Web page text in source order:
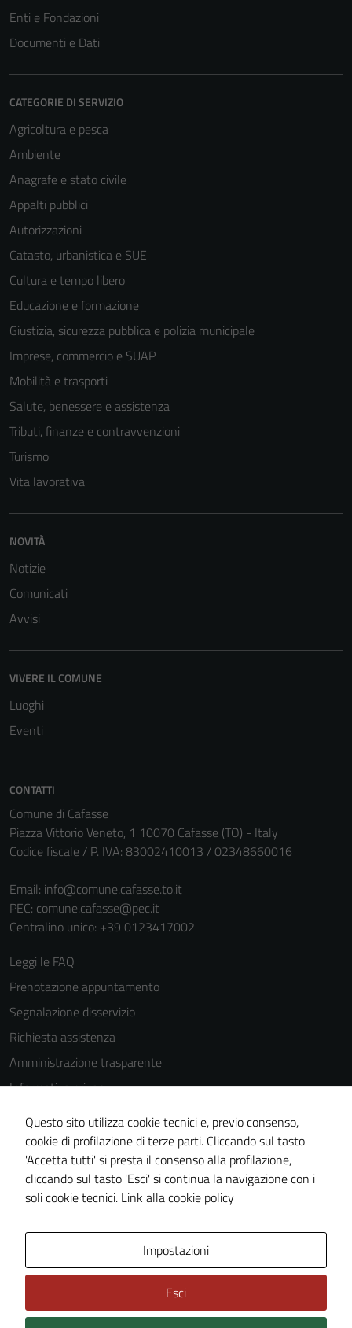
Enti e Fondazioni
Documenti e Dati
CATEGORIE DI SERVIZIO
Agricoltura e pesca
Ambiente
Anagrafe e stato civile
Appalti pubblici
Autorizzazioni
Catasto, urbanistica e SUE
Cultura e tempo libero
Educazione e formazione
Giustizia, sicurezza pubblica e polizia municipale
Imprese, commercio e SUAP
Mobilità e trasporti
Salute, benessere e assistenza
Tributi, finanze e contravvenzioni
Turismo
Vita lavorativa
NOVITÀ
Notizie
Comunicati
Avvisi
VIVERE IL COMUNE
Luoghi
Eventi
CONTATTI
Comune di Cafasse
Piazza Vittorio Veneto, 1 10070 Cafasse (TO) - Italy
Codice fiscale / P. IVA: 83002410013 / 02348660016
Email: info@comune.cafasse.to.it
PEC: comune.cafasse@pec.it
Centralino unico: +39 0123417002
Leggi le FAQ
Prenotazione appuntamento
Segnalazione disservizio
Richiesta assistenza
Amministrazione trasparente
Informativa privacy
Note legali
Dichiarazione di accessibilità
Piano di miglioramento del sito
Questo sito utilizza cookie tecnici e, previo consenso,
cookie di profilazione di terze parti. Cliccando sul tasto
'Accetta tutti' si presta il consenso alla profilazione,
cliccando sul tasto 'Esci' si continua la navigazione con i
soli cookie tecnici. Link alla cookie policy
Impostazioni
Esci
funzionamento
possono
essere
disabilitati.
Questi cookie
non raccolgono
personali.